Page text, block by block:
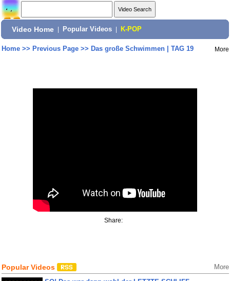
Video Home Popular Videos K-POP
Home>> Previous Page>> Das große Schwimmen | TAG 19 More
Share:
Popular Videos More